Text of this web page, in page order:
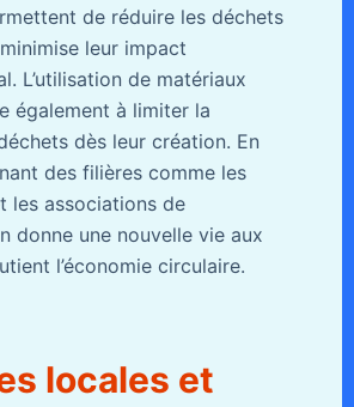
de réduire les déchets
leur impact
L’utilisation de matériaux
également à limiter la
dès leur création. En
des filières comme les
les associations de
donne une nouvelle vie aux
l’économie circulaire.
locales et